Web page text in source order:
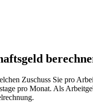
Zuschuss Sie pro
pro Monat. Als